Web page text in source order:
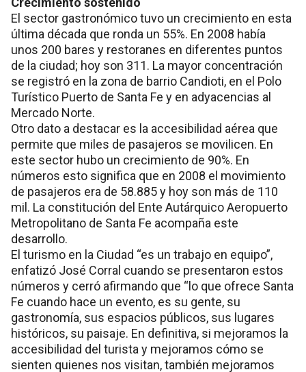
El sector gastronómico tuvo un crecimiento en esta
última década que ronda un 55%. En 2008 había
unos 200 bares y restoranes en diferentes puntos
de la ciudad; hoy son 311. La mayor concentración
se registró en la zona de barrio Candioti, en el Polo
Turístico Puerto de Santa Fe y en adyacencias al
Mercado Norte.
Otro dato a destacar es la accesibilidad aérea que
permite que miles de pasajeros se movilicen. En
este sector hubo un crecimiento de 90%. En
números esto significa que en 2008 el movimiento
de pasajeros era de 58.885 y hoy son más de 110
mil. La constitución del Ente Autárquico Aeropuerto
Metropolitano de Santa Fe acompaña este
desarrollo.
El turismo en la Ciudad “es un trabajo en equipo”,
enfatizó José Corral cuando se presentaron estos
números y cerró afirmando que “lo que ofrece Santa
Fe cuando hace un evento, es su gente, su
gastronomía, sus espacios públicos, sus lugares
históricos, su paisaje. En definitiva, si mejoramos la
accesibilidad del turista y mejoramos cómo se
sienten quienes nos visitan, también mejoramos